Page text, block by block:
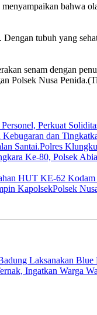
bahwa
tubuh yang
senam dengan
Polsek Nusa
Polres
Polsek
Laksanakan
Ingatkan Warga